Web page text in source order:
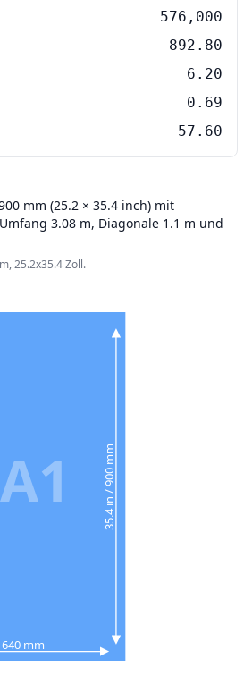
576,000
892.80
6.20
0.69
57.60
mm (25.2 × 35.4 inch) mit
3.08 m, Diagonale 1.1 m und
25.2x35.4 Zoll.
mm
35.4 in / 900 mm